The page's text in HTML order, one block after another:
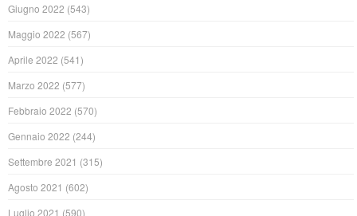
Giugno 2022 (543)
Maggio 2022 (567)
Aprile 2022 (541)
Marzo 2022 (577)
Febbraio 2022 (570)
Gennaio 2022 (244)
Settembre 2021 (315)
Agosto 2021 (602)
Luglio 2021 (590)